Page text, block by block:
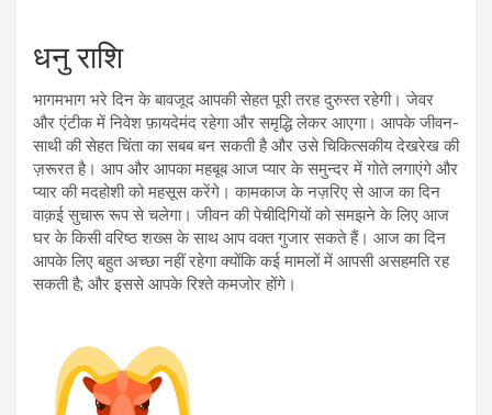
धनु राशि
भागमभाग भरे दिन के बावजूद आपकी सेहत पूरी तरह दुरुस्त रहेगी। जेवर
और एंटीक में निवेश फ़ायदेमंद रहेगा और समृद्धि लेकर आएगा। आपके जीवन-
साथी की सेहत चिंता का सबब बन सकती है और उसे चिकित्सकीय देखरेख की
ज़रूरत है। आप और आपका महबूब आज प्यार के समुन्दर में गोते लगाएंगे और
प्यार की मदहोशी को महसूस करेंगे। कामकाज के नज़रिए से आज का दिन
वाक़ई सुचारू रूप से चलेगा। जीवन की पेचीदिगियों को समझने के लिए आज
घर के किसी वरिष्ठ शख्स के साथ आप वक्त गुजार सकते हैं। आज का दिन
आपके लिए बहुत अच्छा नहीं रहेगा क्योंकि कई मामलों में आपसी असहमति रह
सकती है; और इससे आपके रिश्ते कमजोर होंगे।